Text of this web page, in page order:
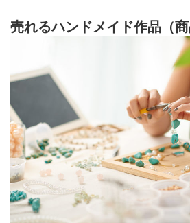
売れるハンドメイド作品（